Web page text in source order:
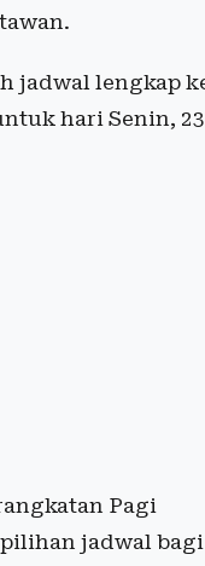
jadwal lengkap
hari Senin,
Pagi
jadwal